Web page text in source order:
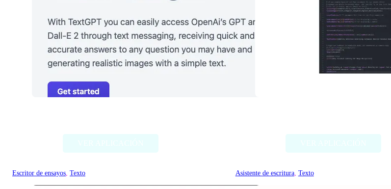
Escritor de ensayos, Texto Asistente de escritura, Texto